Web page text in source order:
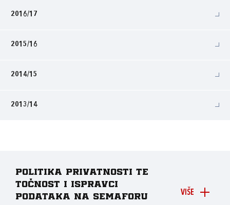
2016/17
2015/16
2014/15
2013/14
VIŠE
Politika privatnosti te
točnost i ispravci
podataka na Semaforu